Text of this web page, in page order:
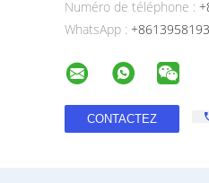
Numéro de téléphone :
WhatsApp :